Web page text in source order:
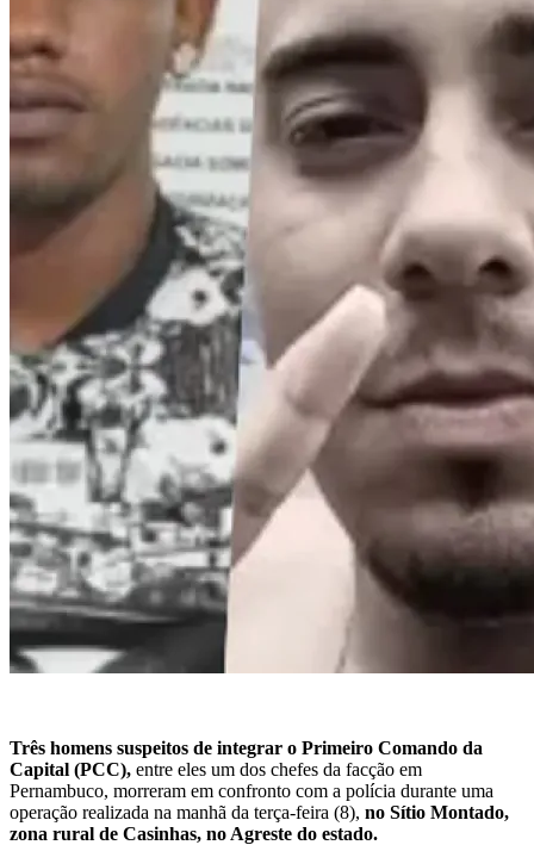
Três homens suspeitos de integrar o Primeiro Comando da
Capital (PCC), entre eles um dos chefes da facção em
Pernambuco, morreram em confronto com a polícia durante uma
operação realizada na manhã da terça-feira (8), no Sítio Montado,
zona rural de Casinhas, no Agreste do estado.